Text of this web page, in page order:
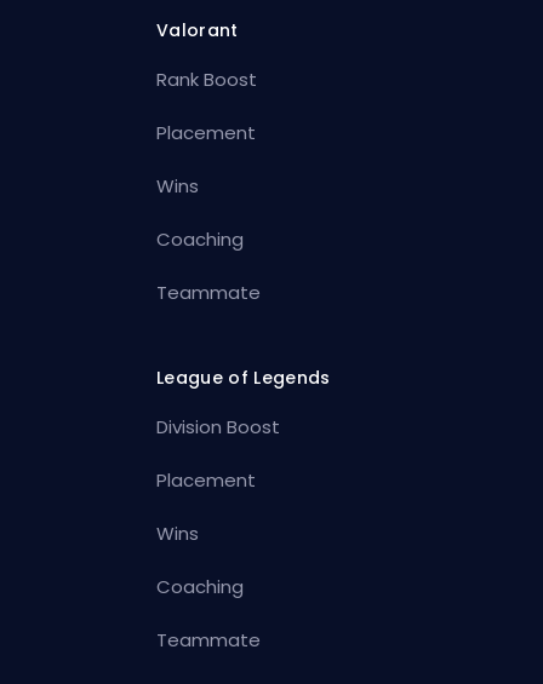
Valorant
Rank Boost
Placement
Wins
Coaching
Teammate
League of Legends
Division Boost
Placement
Wins
Coaching
Teammate